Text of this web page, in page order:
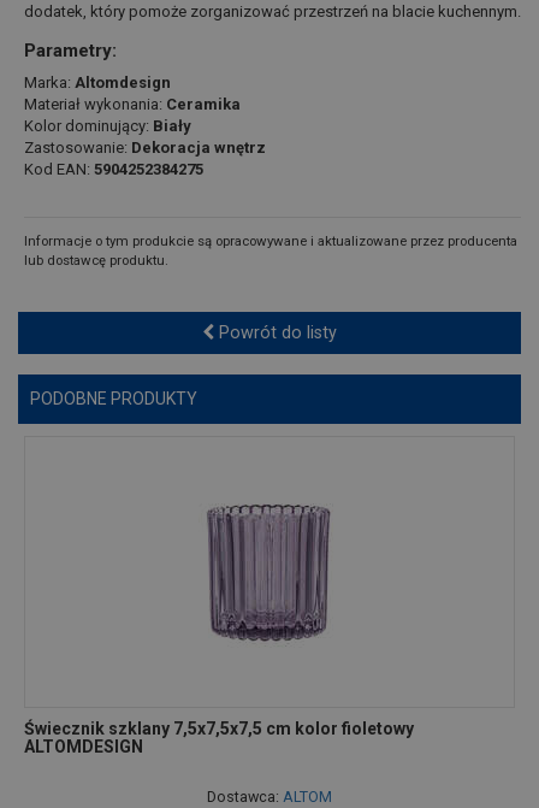
dodatek, który pomoże zorganizować przestrzeń na blacie kuchennym.
Parametry:
Marka: Altomdesign
Materiał wykonania: Ceramika
Kolor dominujący: Biały
Zastosowanie: Dekoracja wnętrz
Kod EAN: 5904252384275
Informacje o tym produkcie są opracowywane i aktualizowane przez producenta
lub dostawcę produktu.
Powrót do listy
PODOBNE PRODUKTY
Świecznik szklany 7,5x7,5x7,5 cm kolor fioletowy
ALTOMDESIGN
Dostawca: ALTOM